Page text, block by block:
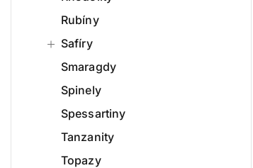
Rubíny
Safíry
Smaragdy
Spinely
Spessartiny
Tanzanity
Topazy